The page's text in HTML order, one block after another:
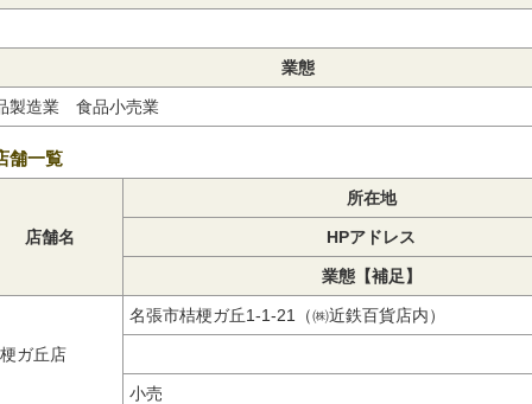
業態
製造業 食品小売業
舗一覧
店舗名
所在地
HPアドレス
業態【補足】
ガ丘店
名張市桔梗ガ丘1-1-21（㈱近鉄百貨店内）
小売